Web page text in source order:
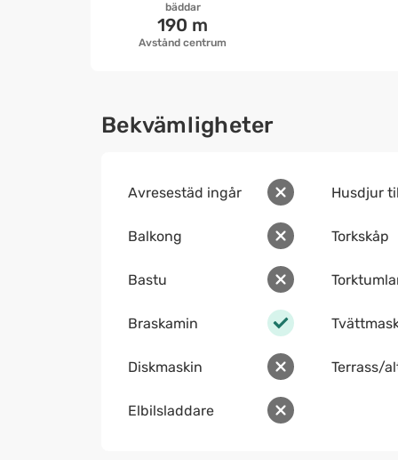
bäddar
Avstånd centrum
190 m
Bekvämligheter
Avresestäd ingår
Balkong
Bastu
Braskamin
Diskmaskin
Elbilsladdare
Husdjur
Torkskåp
Terrass/